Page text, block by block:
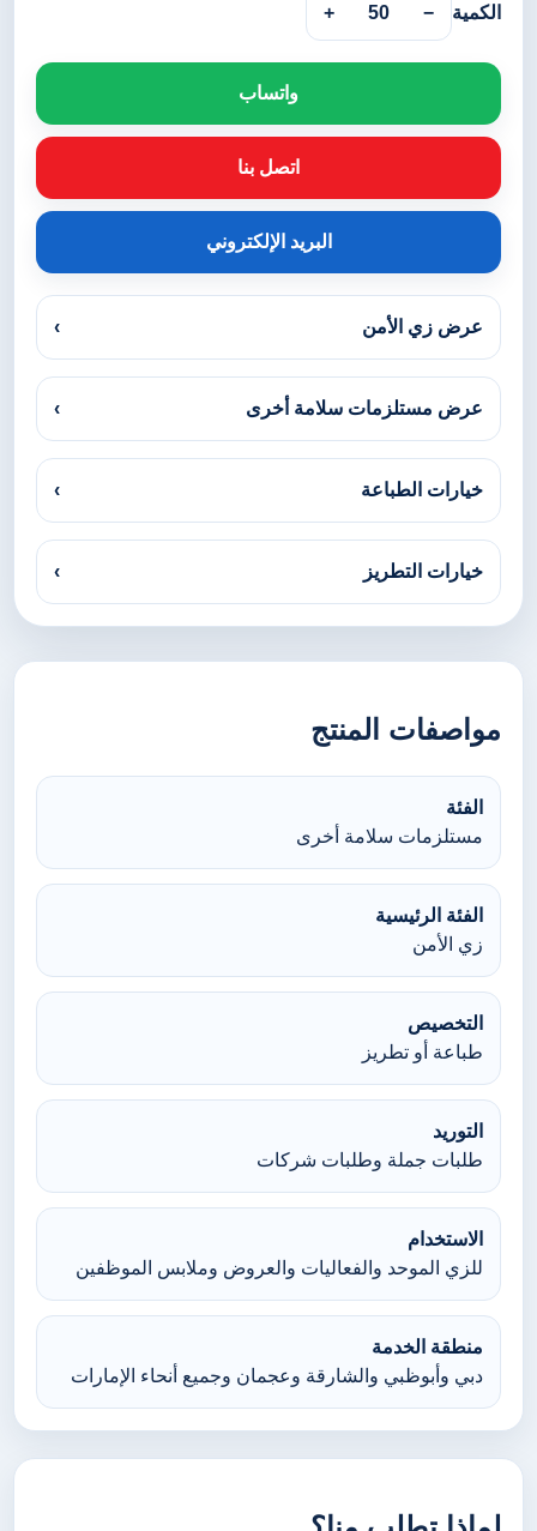
الكمية −
50
+
واتساب
اتصل بنا
البريد الإلكتروني
عرض زي الأمن ›
عرض مستلزمات سلامة أخرى ›
خيارات الطباعة ›
خيارات التطريز ›
مواصفات المنتج
الفئة
مستلزمات سلامة أخرى
الفئة الرئيسية
زي الأمن
التخصيص
طباعة أو تطريز
التوريد
طلبات جملة وطلبات شركات
الاستخدام
للزي الموحد والفعاليات والعروض وملابس الموظفين
منطقة الخدمة
دبي وأبوظبي والشارقة وعجمان وجميع أنحاء الإمارات